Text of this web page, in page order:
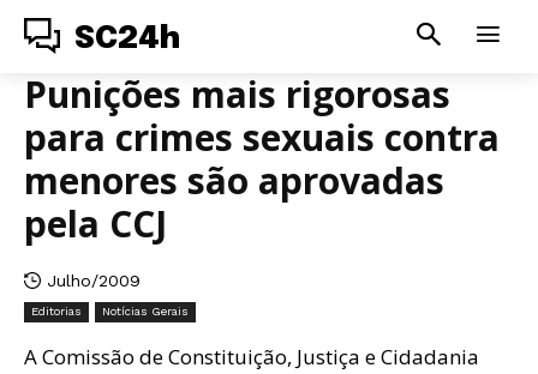
SC24h
Punições mais rigorosas
para crimes sexuais contra
menores são aprovadas
pela CCJ
Julho/2009
Editorias Notícias Gerais
A Comissão de Constituição, Justiça e Cidadania